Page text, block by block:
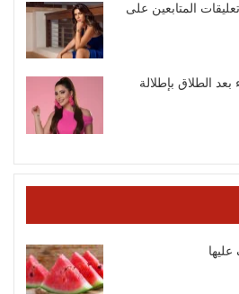
المتابعين على
الطلاق بإطلالة